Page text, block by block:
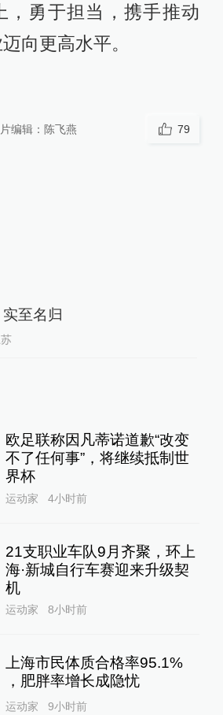
，勇于担当，携手推动
向更高水平。
编辑： 陈飞燕 79
至名归
欧足联称因凡蒂诺道歉“改变
不了任何事”，将继续抵制世
界杯
运动家 4小时前
21支职业车队9月齐聚，环上
海·新城自行车赛迎来升级契
机
运动家 8小时前
上海市民体质合格率95.1%
，肥胖率增长成隐忧
运动家 9小时前